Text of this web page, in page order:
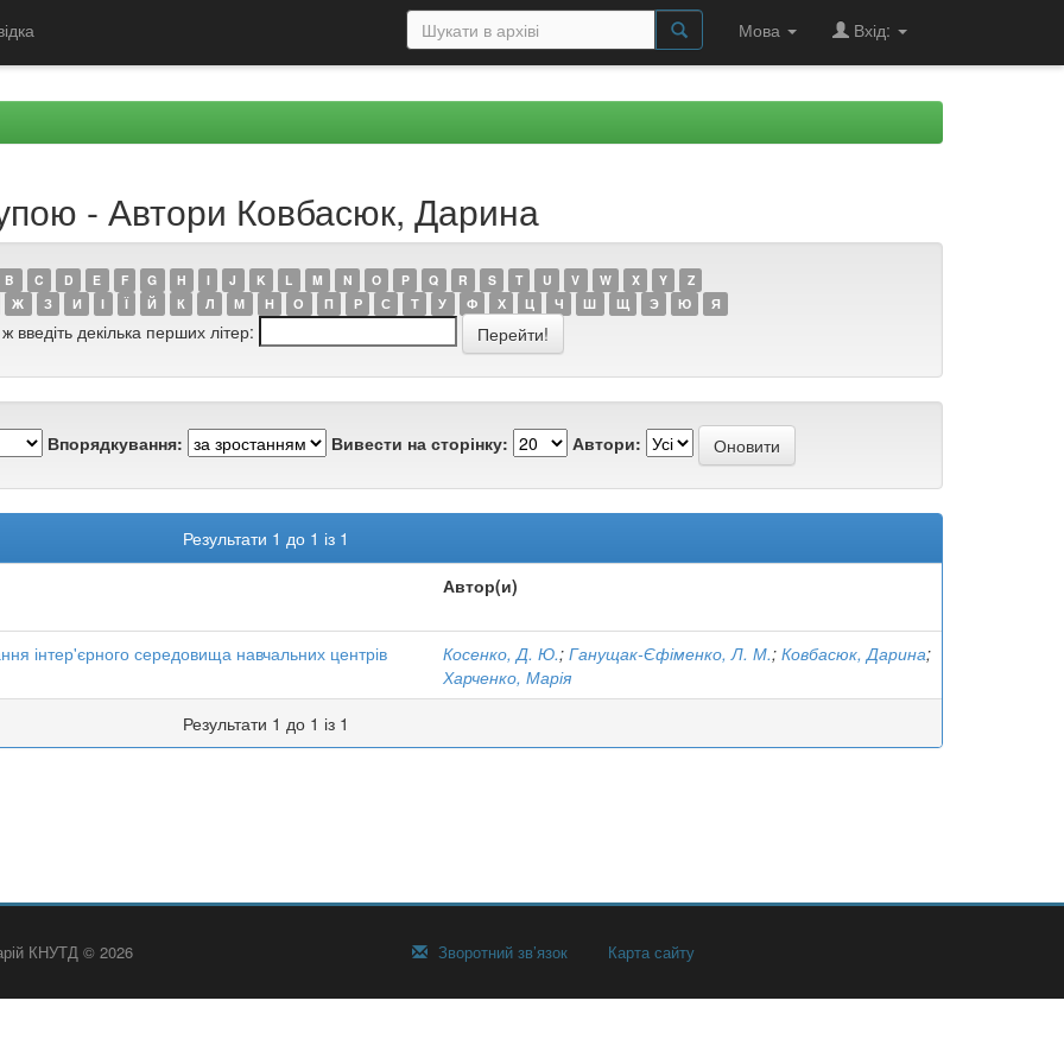
Мова Вхід:
- Автори Ковбасюк, Дарина
B C D E F G H I J K L M N O P Q R S T U V W X Y
Z
Ж З И І Ї Й К Л М Н О П Р С Т У Ф Х Ц Ч Ш Щ Э Ю Я
введіть декілька перших літер:
Впорядкування: Вивести на сторінку: Автори:
Результати 1 до 1 із 1
Автор(и)
інтер'єрного середовища навчальних центрів Косенко, Д. Ю.; Ганущак-Єфіменко, Л. М.; Ковбасюк, Дарина;
Харченко, Марія
Результати 1 до 1 із 1
КНУТД © 2026 Зворотний зв’язок Карта сайту